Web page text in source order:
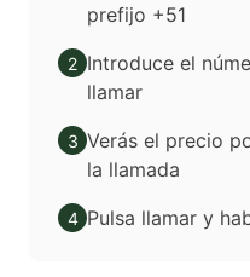
prefijo +51
2 Introduce el
llamar
3 Verás el precio
la llamada
4 Pulsa llamar y